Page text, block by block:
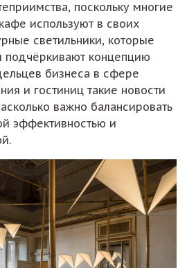
поскольку многие
используют в своих
светильники, которые
концепцию
бизнеса в сфере
и гостиниц такие новости
важно балансировать
эффективностью и